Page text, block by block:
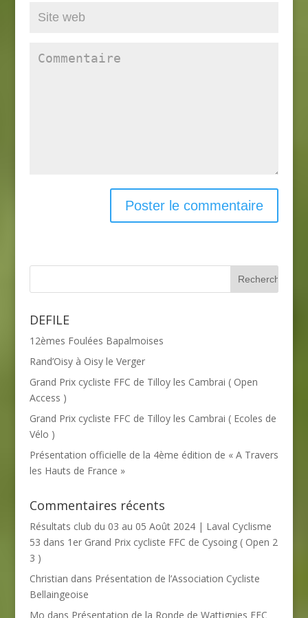
DEFILE
12èmes Foulées Bapalmoises
Rand’Oisy à Oisy le Verger
Grand Prix cycliste FFC de Tilloy les Cambrai ( Open
Access )
Grand Prix cycliste FFC de Tilloy les Cambrai ( Ecoles de
Vélo )
Présentation officielle de la 4ème édition de « A Travers
les Hauts de France »
Commentaires récents
Résultats club du 03 au 05 Août 2024 | Laval Cyclisme
53 dans 1er Grand Prix cycliste FFC de Cysoing ( Open 2
3 )
Christian dans Présentation de l’Association Cycliste
Bellaingeoise
Mo dans Présentation de la Ronde de Wattignies FFC